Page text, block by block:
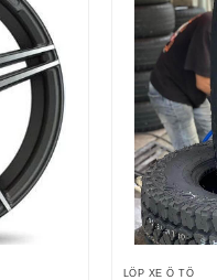
LỐP XE Ô TÔ